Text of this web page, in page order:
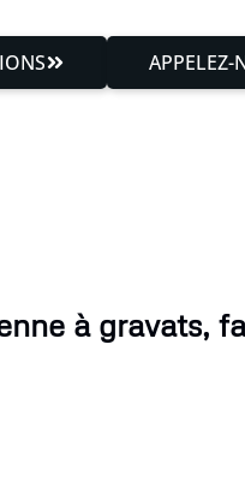
APPELEZ-
à gravats,